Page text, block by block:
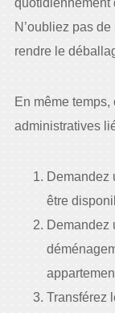
N’oubliez pas
rendre le
En même
administratives
Demandez
être
Demandez
Transférez